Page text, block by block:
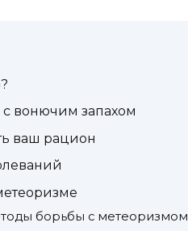
вонючим запахом
ваш рацион
борьбы с метеоризмом